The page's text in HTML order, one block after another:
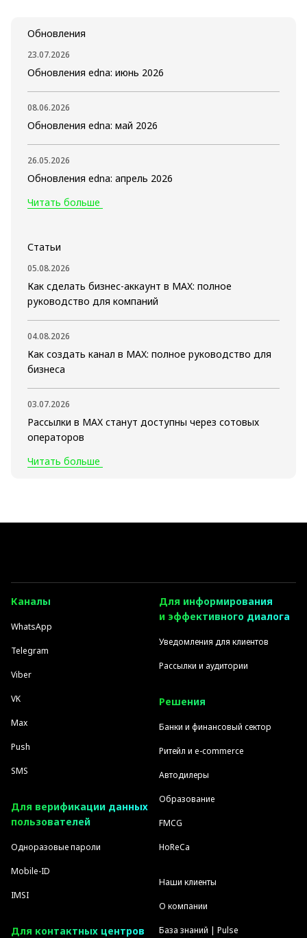
Обновления
23.07.2026
Обновления edna: июнь 2026
08.06.2026
Обновления edna: май 2026
26.05.2026
Обновления edna: апрель 2026
Читать больше
Статьи
05.08.2026
Как сделать бизнес-аккаунт в MAX: полное
руководство для компаний
04.08.2026
Как создать канал в MAX: полное руководство для
бизнеса
03.07.2026
Рассылки в MAX станут доступны через сотовых
операторов
Читать больше
Каналы
WhatsApp
Telegram
Viber
VK
Max
Push
SMS
Для верификации данных
пользователей
Одноразовые пароли
Mobile-ID
IMSI
Для контактных центров
Для информирования
и эффективного диалога
Уведомления для клиентов
Рассылки и аудитории
Решения
Банки и финансовый сектор
Ритейл и e-commerce
Автодилеры
Образование
FMCG
HoReCa
Наши клиенты
О компании
База знаний | Pulse